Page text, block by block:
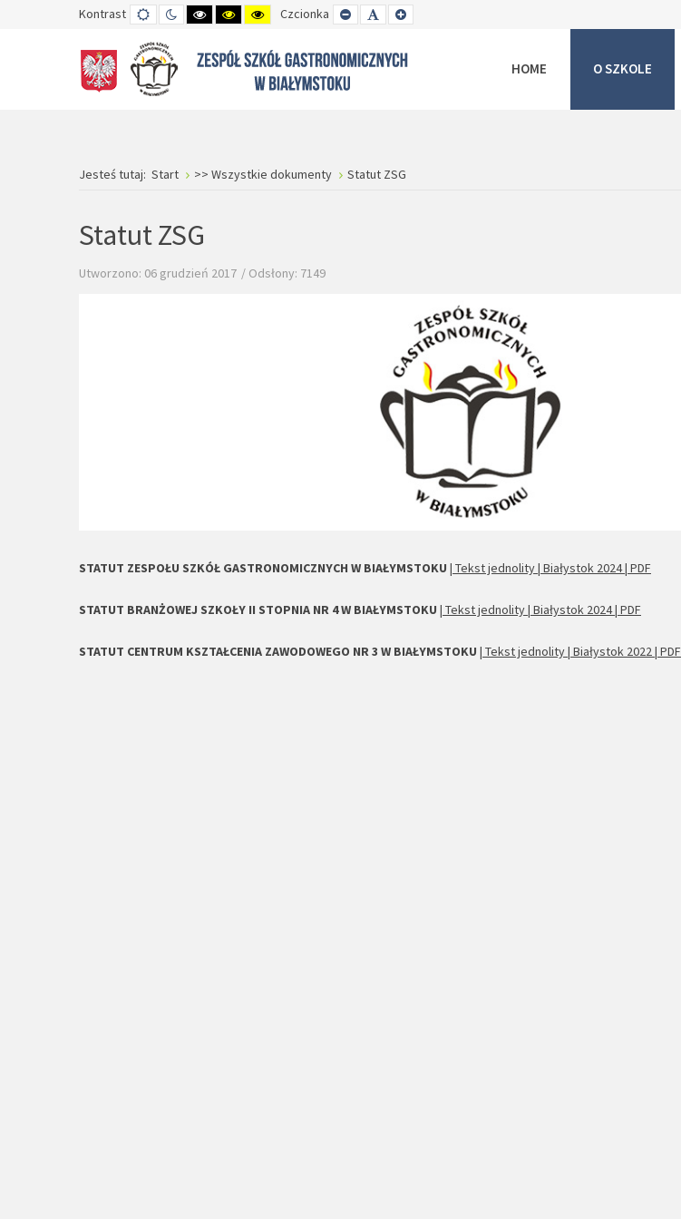
Kontrast TRYB
DOMYŚLNY
TRYB
DZIENNY
WYSOKI
CZARNO-
KONTRAST
WYSOKI
CZARNO-
KONTRAST
WYSOKI
ŻÓŁTO-
KONTRAST
Czcionka SET
SMALLER
SET
DEFAULT
SET
LARGER
HOME O SZKOLE
Jesteś tutaj: Start >> Wszystkie dokumenty Statut ZSG
Statut ZSG
Utworzono: 06 grudzień 2017 Odsłony: 7149
STATUT ZESPOŁU SZKÓŁ GASTRONOMICZNYCH W BIAŁYMSTOKU | Tekst jednolity | Białystok 2024 | PDF
STATUT BRANŻOWEJ SZKOŁY II STOPNIA NR 4 W BIAŁYMSTOKU | Tekst jednolity | Białystok 2024 | PDF
STATUT CENTRUM KSZTAŁCENIA ZAWODOWEGO NR 3 W BIAŁYMSTOKU | Tekst jednolity | Białystok 2022 | PDF